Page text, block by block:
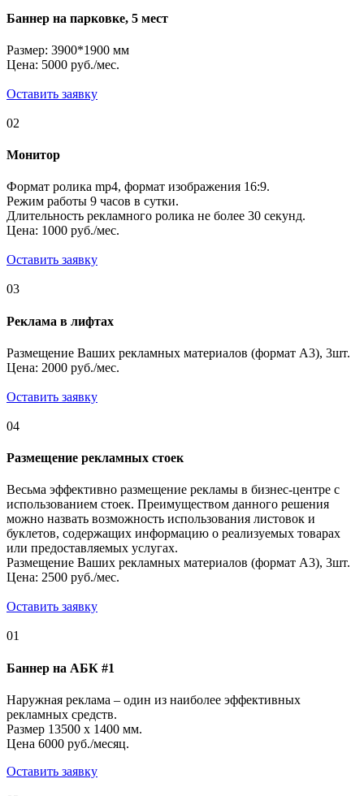
Баннер на парковке, 5 мест
Размер: 3900*1900 мм
Цена: 5000 руб./мес.
Оставить заявку
02
Монитор
Формат ролика mp4, формат изображения 16:9.
Режим работы 9 часов в сутки.
Длительность рекламного ролика не более 30 секунд.
Цена: 1000 руб./мес.
Оставить заявку
03
Реклама в лифтах
Размещение Ваших рекламных материалов (формат А3), 3шт.
Цена: 2000 руб./мес.
Оставить заявку
04
Размещение рекламных стоек
Весьма эффективно размещение рекламы в бизнес-центре с
использованием стоек. Преимуществом данного решения
можно назвать возможность использования листовок и
буклетов, содержащих информацию о реализуемых товарах
или предоставляемых услугах.
Размещение Ваших рекламных материалов (формат А3), 3шт.
Цена: 2500 руб./мес.
Оставить заявку
01
Баннер на АБК #1
Наружная реклама – один из наиболее эффективных
рекламных средств.
Размер 13500 x 1400 мм.
Цена 6000 руб./месяц.
Оставить заявку